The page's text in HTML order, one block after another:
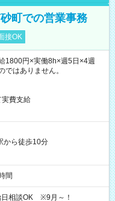
町での営業事務
接OK
円×実働8h×週5日×4週
はありません。
実費支給
から徒歩10分
間
相談OK ※9月～！